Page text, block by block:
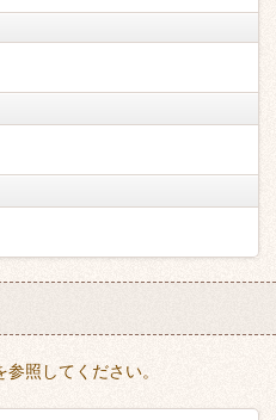
照してください。